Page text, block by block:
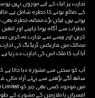
تجارت ہر ایک کے لیے موزوں نہیں
کے ضائع ہونے کا خطرہ شامل ہے۔
ہوتے ہیں، لیکن بڑے ممکنہ خطرہ
خطرات سے آگاہ ہونا چاہیے اور انھیں
کریں اور پیسے سے تجارت نہ کریں
ممالک میں فاریکس ٹریڈنگ کی اجازت
آیا آپ کا ملک اس کی اجازت دے رہا ہے
آپ کو سختی سے مشورہ دیا جاتا ہے
ساتھ آگے بڑھنے سے پہلے آزاد
افسران یا ملازمین کے مشورے کے طور